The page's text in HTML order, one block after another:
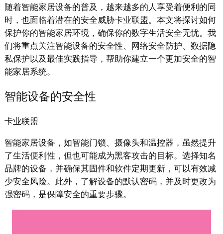
随着智能家居设备的普及，越来越多的人享受着便利的同
时，也面临着潜在的安全威胁卡业联盟。本文将探讨如何
保护你的智能家居环境，确保你的数字生活安全无忧。我
们将重点关注智能设备的安全性、网络安全防护、数据隐
私保护以及最佳实践指导，帮助你建立一个更加安全的智
能家居系统。
智能设备的安全性
卡业联盟
智能家居设备，如智能门锁、摄像头和温控器，虽然提升
了生活便利性，但也可能成为黑客攻击的目标。选择知名
品牌的设备，并确保其固件和软件定期更新，可以有效减
少安全风险。此外，了解设备的默认密码，并及时更改为
强密码，是保障安全的重要步骤。